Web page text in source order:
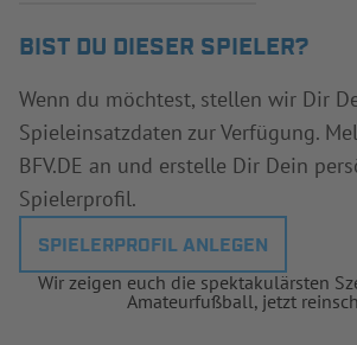
BIST DU DIESER SPIELER?
Wenn du möchtest, stellen wir Dir
Spieleinsatzdaten zur Verfügung.
BFV.DE an und erstelle Dir Dein
Spielerprofil.
SPIELERPROFIL ANLEGEN
Wir zeigen euch die spektakulärsten
Amateurfußball, jetzt